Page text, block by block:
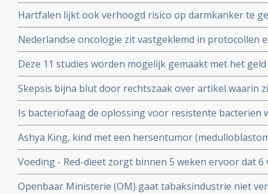
kankerpatiente en te zien bij het Algemeen Dagblad
Hartfalen lijkt ook verhoogd risico op darmkanker te
(factoren) blijken voor hartfalen en darmkanker
Nederlandse oncologie zit vastgeklemd in protocollen
bij kankerpatienten die voor second opinion naar
Deze 11 studies worden mogelijk gemaakt met het
ophaalde met zijn 11 steden zwemtocht.
Skepsis bijna blut door rechtszaak over artikel waarin
Ruggero Santilli beschuldigen van kwakzalverij en
Is bacteriofaag de oplossing voor resistente bacterien
Antoinette Hertsenberg prijst deze aanpak aan in
Ashya King, kind met een hersentumor
door suikervrij dieet en protonenbestraling ondanks
Voeding - Red-dieet zorgt binnen 5 weken ervoor dat
ADHD afkomen en geen medicijnen meer nodig
kinderen voor deelname aan studie
Openbaar Ministerie (OM) gaat tabaksindustrie niet